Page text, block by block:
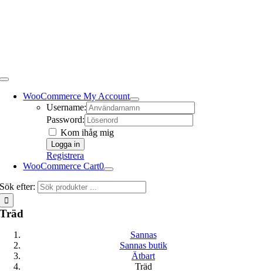
WooCommerce My Account
Username:
Password:
Kom ihåg mig
Registrera
WooCommerce Cart0
Sök efter:
Träd
Sannas
Sannas butik
Ätbart
Träd